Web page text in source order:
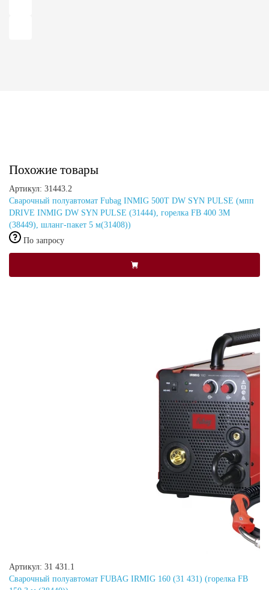
Похожие товары
Артикул: 31443.2
Сварочный полуавтомат Fubag INMIG 500T DW SYN PULSE (мпп
DRIVE INMIG DW SYN PULSE (31444), горелка FB 400 3М
(38449), шланг-пакет 5 м(31408))
По запросу
Артикул: 31 431.1
Сварочный полуавтомат FUBAG IRMIG 160 (31 431) (горелка FB